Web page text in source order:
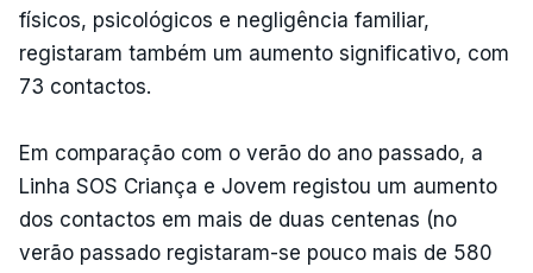
físicos, psicológicos e negligência familiar,
registaram também um aumento significativo, com
73 contactos.
Em comparação com o verão do ano passado, a
Linha SOS Criança e Jovem registou um aumento
dos contactos em mais de duas centenas (no
verão passado registaram-se pouco mais de 580